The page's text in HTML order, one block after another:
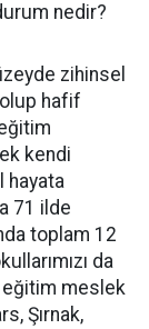
nedir?
zihinsel
hafif
kendi
hayata
71 ilde
toplam 12
da
eğitim meslek
Şırnak,